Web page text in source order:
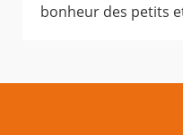
bonheur des petits